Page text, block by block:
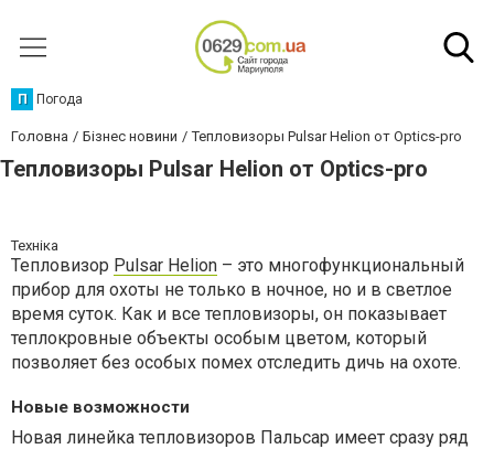
П Погода
Головна Бізнес новини Тепловизоры Pulsar Helion от Optics-pro
Тепловизоры Pulsar Helion от Optics-pro
Техніка
Тепловизор Pulsar Helion – это многофункциональный
прибор для охоты не только в ночное, но и в светлое
время суток. Как и все тепловизоры, он показывает
теплокровные объекты особым цветом, который
позволяет без особых помех отследить дичь на охоте.
Новые возможности
Новая линейка тепловизоров Пальсар имеет сразу ряд